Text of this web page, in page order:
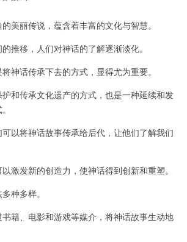
丽传说，蕴含着丰富的文化与智慧。
移，人们对神话的了解逐渐淡化。
话传承下去的方式，显得尤为重要。
传承文化遗产的方式，也是一种延续和发
将神话故事传承给后代，让他们了解我们
发新的创造力，使神话得到创新和重塑。
种多样。
、电影和游戏等媒介，将神话故事生动地